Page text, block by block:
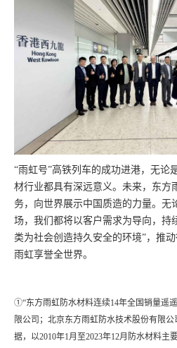
“雨虹号”高铁列车的成功进港，无论
材行业都具有深远意义。未来，东方
务，向世界展示中国质造的力量。无
场，我们都将以客户需求为导向，持
类为社会创造持久安全的环境”，推
雨虹享誉全世界。
①“东方雨虹防水材料连续14年全国销量遥
限公司；北京东方雨虹防水技术股份有限
据，以2010年1月至2023年12月防水材料主